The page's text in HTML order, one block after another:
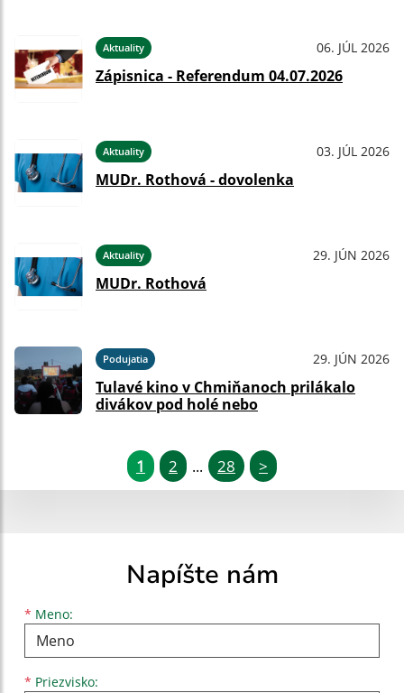
Aktuality 06. JÚL 2026
Zápisnica - Referendum 04.07.2026
Aktuality 03. JÚL 2026
MUDr. Rothová - dovolenka
Aktuality 29. JÚN 2026
MUDr. Rothová
Podujatia 29. JÚN 2026
Tulavé kino v Chmiňanoch prilákalo
divákov pod holé nebo
1 2 ... 28 >
Napíšte nám
* Meno:
Meno
* Priezvisko:
Priezvisko
E-mailová adresa